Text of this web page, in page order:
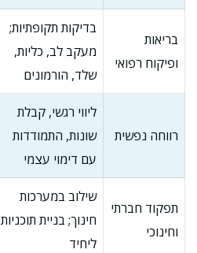
בריאות
ופיקוח רפואי
בדיקות תקופתיות;
מעקב לב, כליות,
שלד, הורמונים
רווחה נפשית
ליווי רגשי, קבלת
שונות, התמודדות
עם דימוי עצמי
תפקוד חברתי
וחינוכי
שילוב במערכות
חינוך; בניית תוכניות
ליחיד